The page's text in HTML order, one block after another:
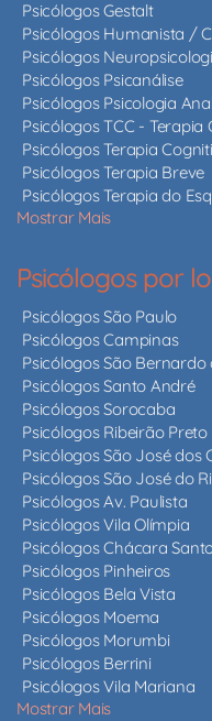
Psicólogos Gestalt
Psicólogos Humanista /
Psicólogos
Psicólogos Psicanálise
Psicólogos Psicologia
Psicólogos TCC -
Psicólogos Terapia
Psicólogos Terapia Breve
Psicólogos Terapia do
Mostrar Mais
Psicólogos por
Psicólogos São Paulo
Psicólogos Campinas
Psicólogos São
Psicólogos Santo André
Psicólogos Sorocaba
Psicólogos Ribeirão Preto
Psicólogos São José dos
Psicólogos São José do
Psicólogos Av. Paulista
Psicólogos Vila Olímpia
Psicólogos Chácara
Psicólogos Pinheiros
Psicólogos Bela Vista
Psicólogos Moema
Psicólogos Morumbi
Psicólogos Berrini
Psicólogos Vila Mariana
Mostrar Mais